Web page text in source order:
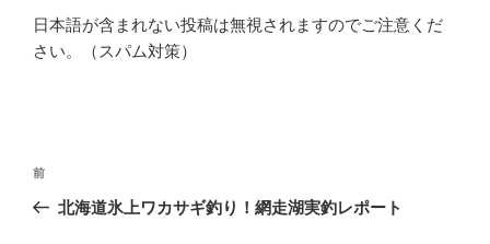
日本語が含まれない投稿は無視されますのでご注意くだ
さい。（スパム対策）
投
ナ
前
の
前
北海道氷上ワカサギ釣り！網走湖実釣レポート